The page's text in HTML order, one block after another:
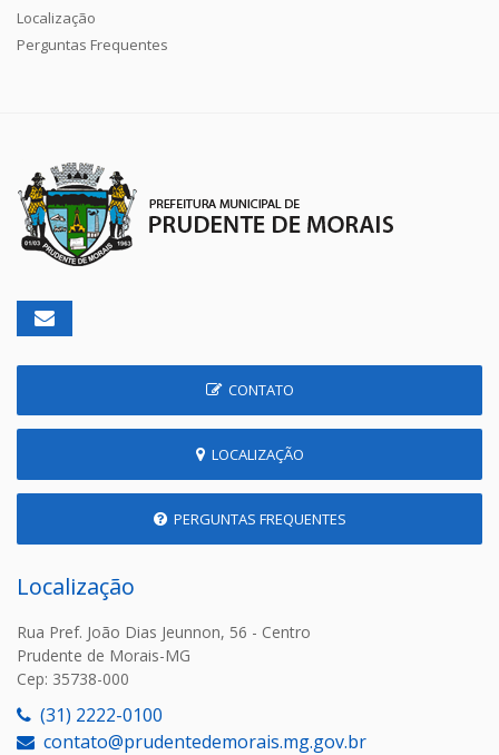
Localização
Perguntas Frequentes
CONTATO
LOCALIZAÇÃO
PERGUNTAS FREQUENTES
Localização
Rua Pref. João Dias Jeunnon, 56 - Centro
Prudente de Morais-MG
Cep: 35738-000
(31) 2222-0100
contato@prudentedemorais.mg.gov.br